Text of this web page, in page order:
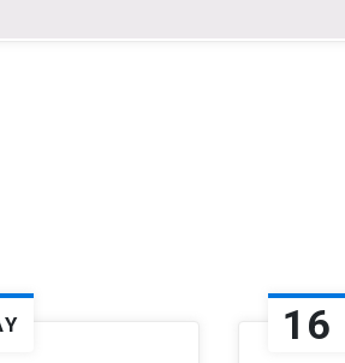
16